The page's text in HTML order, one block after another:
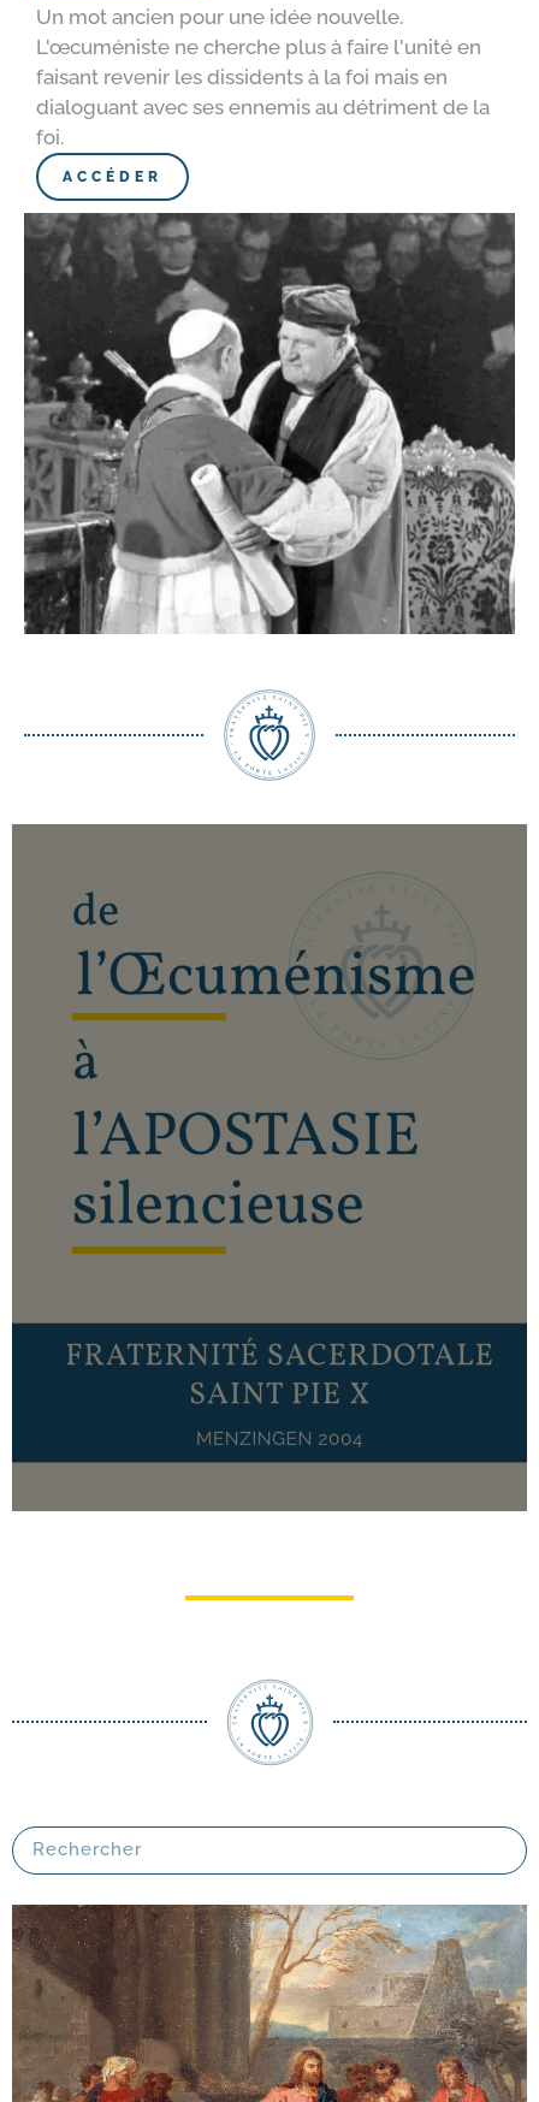
Un mot ancien pour une idée nouvelle.
L'œcuméniste ne cherche plus à faire l'unité en
faisant revenir les dissidents à la foi mais en
dialoguant avec ses ennemis au détriment de la
foi.
ACCÉDER